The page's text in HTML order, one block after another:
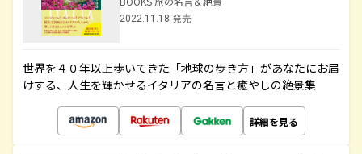
2022.11.18 発売
世界を４０年以上歩いてきた「地球の歩き方」があなたにお届
けする、人生を輝かせるイタリアの名言と癒やしの絶景集
詳細を見る